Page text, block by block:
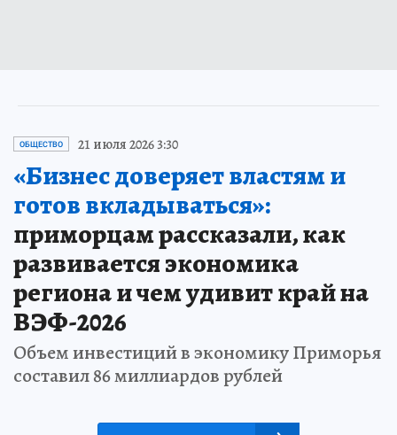
ОБЩЕСТВО 21 июля 2026 3:30
«Бизнес доверяет властям и
готов вкладываться»:
приморцам рассказали, как
развивается экономика
региона и чем удивит край на
ВЭФ-2026
Объем инвестиций в экономику Приморья
составил 86 миллиардов рублей